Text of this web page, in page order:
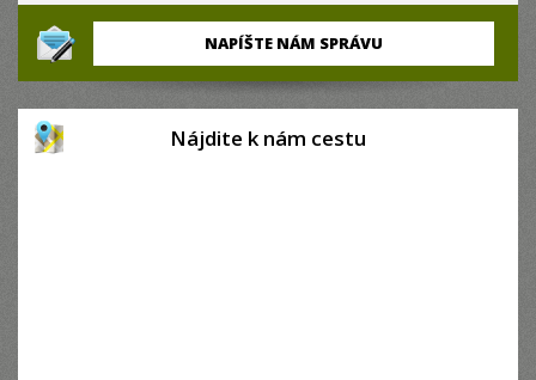
NAPÍŠTE NÁM SPRÁVU
Nájdite k nám cestu